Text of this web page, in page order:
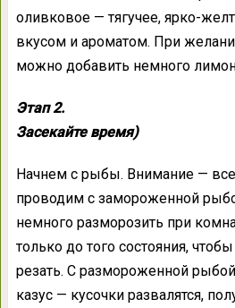
оливковое — тягучее, ярко-
вкусом и ароматом. При
можно добавить немного
Этап 2.
Засекайте время)
Начнем с рыбы. Внимание —
проводим с замороженной
немного разморозить при
только до того состояния,
резать. С размороженной
казус — кусочки развалятся,